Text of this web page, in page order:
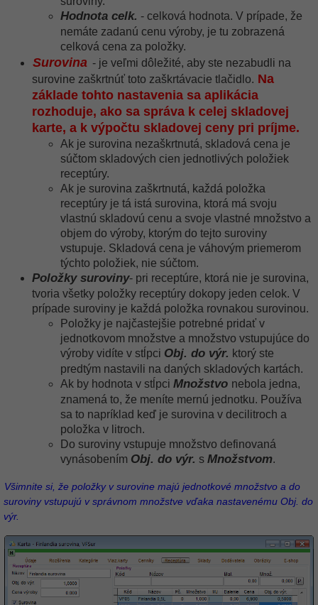
Hodnota celk. - celková hodnota. V prípade, že
nemáte zadanú cenu výroby, je tu zobrazená
celková cena za položky.
Surovina - je veľmi dôležité, aby ste nezabudli na
surovine zaškrtnúť toto zaškrtávacie tlačidlo. Na
základe tohto nastavenia sa aplikácia
rozhoduje, ako sa správa k celej skladovej
karte, a k výpočtu skladovej ceny pri príjme.
Ak je surovina nezaškrtnutá, skladová cena je
súčtom skladových cien jednotlivých položiek
receptúry.
Ak je surovina zaškrtnutá, každá položka
receptúry je tá istá surovina, ktorá má svoju
vlastnú skladovú cenu a svoje vlastné množstvo a
objem do výroby, ktorým do tejto suroviny
vstupuje. Skladová cena je váhovým priemerom
týchto položiek, nie súčtom.
Položky suroviny- pri receptúre, ktorá nie je surovina,
tvoria všetky položky receptúry dokopy jeden celok. V
prípade suroviny je každá položka rovnakou surovinou.
Položky je najčastejšie potrebné pridať v
jednotkovom množstve a množstvo vstupujúce do
výroby vidíte v stĺpci Obj. do výr. ktorý ste
predtým nastavili na daných skladových kartách.
Ak by hodnota v stĺpci Množstvo nebola jedna,
znamená to, že meníte mernú jednotku. Používa
sa to napríklad keď je surovina v decilitroch a
položka v litroch.
Do suroviny vstupuje množstvo definovaná
vynásobením Obj. do výr. s Množstvom.
Všimnite si, že položky v surovine majú jednotkové množstvo a do
suroviny vstupujú v správnom množstve vďaka nastavenému Obj. do
výr.